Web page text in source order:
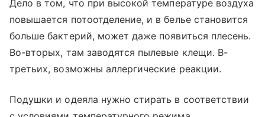
Дело в том, что при высокой температуре воздуха
повышается потоотделение, и в белье становится
больше бактерий, может даже появиться плесень.
Во-вторых, там заводятся пылевые клещи. В-
третьих, возможны аллергические реакции.
Подушки и одеяла нужно стирать в соответствии